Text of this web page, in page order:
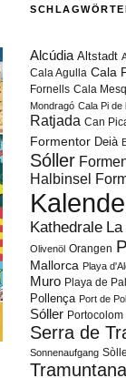
Alcúdia Altstadt
Cala Agulla Cala
Fornells Cala
Mondragó Cala Pi de
Ratjada Can
Formentor Deià
Sóller
Halbinsel
Kathedrale
Olivenöl Orangen
Mallorca Playa
Muro Playa de
Pollença Port de
Sóller Portocolom
Serra de
Sonnenaufgang
Tramuntana